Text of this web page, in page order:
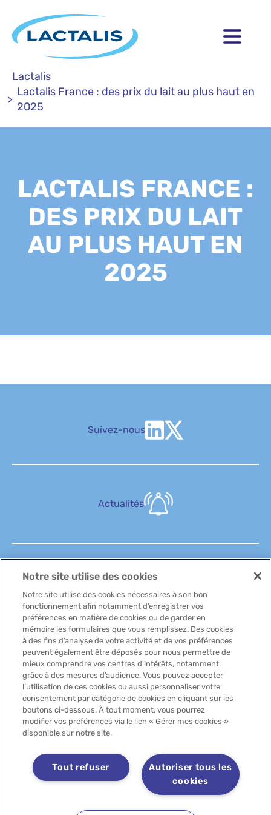
Lactalis
Lactalis France : des prix du lait au plus haut en
2025
LACTALIS FRANCE :
DES PRIX DU LAIT
AU PLUS HAUT EN
2025
Suivez-nous
Actualités
FAQ
Contactez-nous
Copyright 2025 LACTALIS - Tous droits réservés
Notre site utilise des cookies
Notre site utilise des cookies nécessaires à son bon
fonctionnement afin notamment d’enregistrer vos
préférences en matière de cookies ou de garder en
mémoire les formulaires que vous remplissez. Des cookies
à des fins d’analyse de votre activité et de vos préférences
peuvent également être déposés pour nous permettre de
mieux comprendre vos centres d'intérêts, notamment
grâce à des mesures d’audience. Vous pouvez accepter
l’utilisation de ces cookies ou aussi personnaliser votre
consentement par catégorie de cookies en cliquant sur les
boutons ci-dessous. À tout moment, vous pourrez
modifier vos préférences via le lien « Gérer mes cookies »
disponible sur notre site.
Autoriser tous les
cookies
Tout refuser